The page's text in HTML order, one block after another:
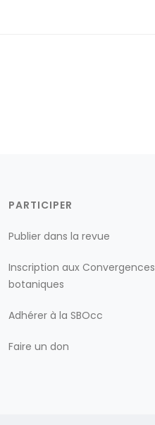
PARTICIPER
Publier dans la revue
Inscription aux Convergences
botaniques
Adhérer à la SBOcc
Faire un don